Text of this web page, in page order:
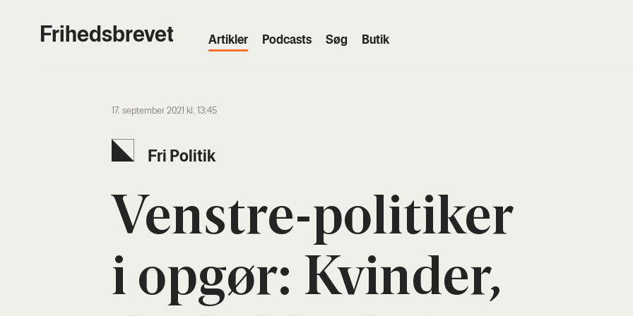
Frihedsbrevet Artik­ler Podcasts Søg Butik
17. september 2021 kl. 13:45
Fri Poli­tik
Ven­stre-poli­ti­ker
i opgør: Kvin­der,